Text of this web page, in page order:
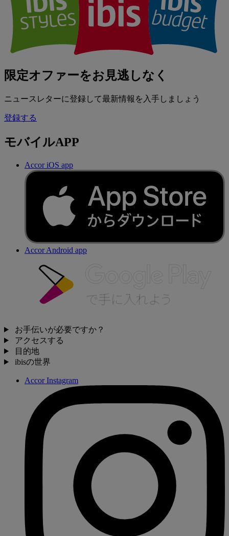
限定オファーをお見逃しなく
ニュースレターに登録して最新情報を入手しましょう
登録する
モバイルAPP
Accor iOS app
Accor Android app
お手伝いが必要ですか？
アクセスする
目的地
ibisの世界
Accor Instagram